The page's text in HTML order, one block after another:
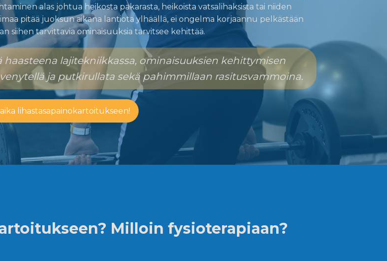
alas johtua heikosta pakarasta, heikoista vatsalihaksista tai niiden
pitää juoksun aikana lantiota ylhäällä, ei ongelma korjaannu pelkästään
siihen tarvittavia ominaisuuksia tarvitsee kehittää.
lajitekniikkassa, ominaisuuksien kehittymisen
ja putkirullata sekä pahimmillaan rasitusvammoina.
aika lihastasapainokartoitukseen!
Milloin fysioterapiaan?